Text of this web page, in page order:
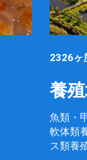
2326ヶ
養
魚類・
軟体類
ス類養